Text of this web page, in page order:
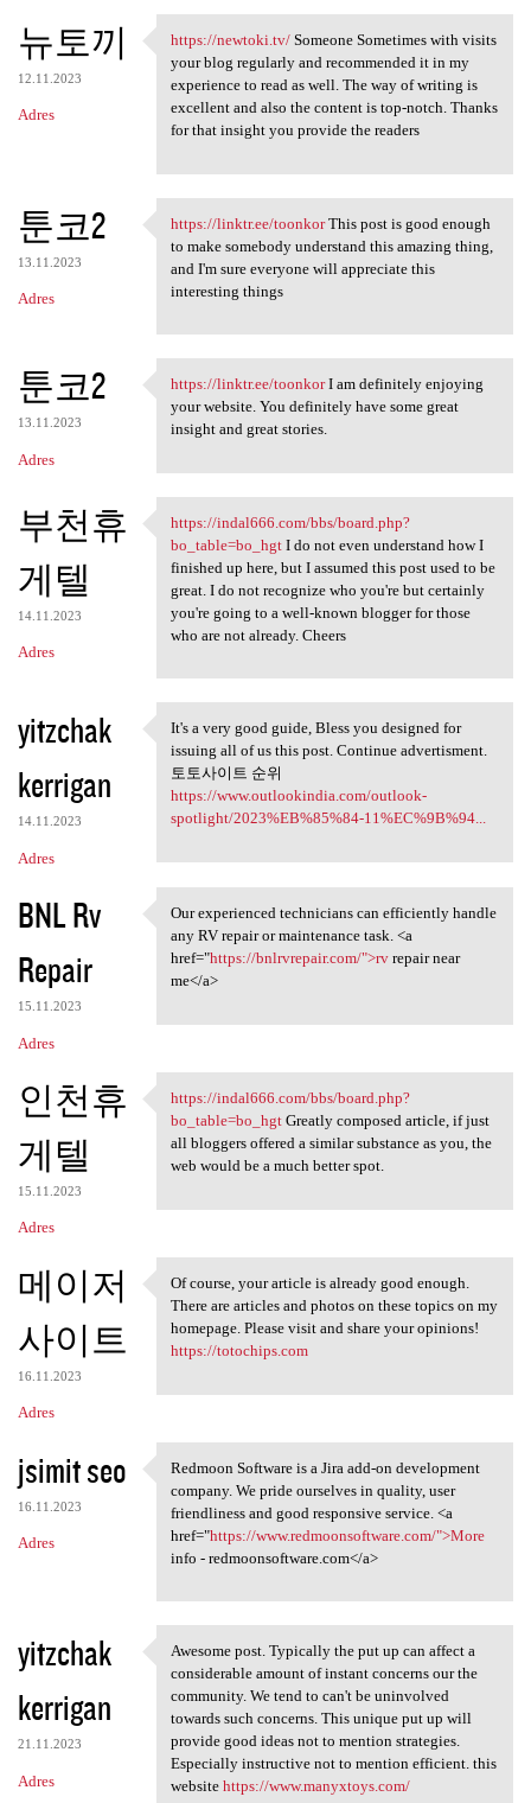
뉴토끼
12.11.2023
Adres
https://newtoki.tv/ Someone
https://newtoki.tv/Someone Sometimes with visits
your blog regularly and recommended it in my
experience to read as well. The way of writing is
excellent and also the content is top-notch. Thanks
for that insight you provide the readers
툰코2
13.11.2023
Adres
https://linktr.ee/toonkor
https://linktr.ee/toonkorThis post is good enough
to make somebody understand this amazing thing,
and I'm sure everyone will appreciate this
interesting things
툰코2
13.11.2023
Adres
https://linktr.ee/toonkor I
https://linktr.ee/toonkorI am definitely enjoying
your website. You definitely have some great
insight and great stories.
부천휴
게텔
14.11.2023
Adres
https://indal666.com/bbs
https://indal666.com/bbs/board.php?
bo_table=bo_hgtI do not even understand how I
finished up here, but I assumed this post used to be
great. I do not recognize who you're but certainly
you're going to a well-known blogger for those
who are not already. Cheers
yitzchak
kerrigan
14.11.2023
Adres
It's a very good guide, Bless
It's a very good guide, Bless you designed for
issuing all of us this post. Continue advertisment.
토토사이트 순위
https://www.outlookindia.com/outlook-
spotlight/2023%EB%85%84-11%EC%9B%94...
BNL Rv
Repair
15.11.2023
Adres
Our experienced technicians
Our experienced technicians can efficiently handle
any RV repair or maintenance task. <a
href="https://bnlrvrepair.com/">rvrepair near
me</a>
인천휴
게텔
15.11.2023
Adres
https://indal666.com/bbs
https://indal666.com/bbs/board.php?
bo_table=bo_hgtGreatly composed article, if just
all bloggers offered a similar substance as you, the
web would be a much better spot.
메이저
사이트
16.11.2023
Adres
Of course, your article is
Of course, your article is already good enough.
There are articles and photos on these topics on my
homepage. Please visit and share your opinions!
https://totochips.com
jsimit seo
16.11.2023
Adres
Redmoon Software is a Jira
Redmoon Software is a Jira add-on development
company. We pride ourselves in quality, user
friendliness and good responsive service. <a
href="https://www.redmoonsoftware.com/">More
info - redmoonsoftware.com</a>
yitzchak
kerrigan
21.11.2023
Adres
Awesome post. Typically the
Awesome post. Typically the put up can affect a
considerable amount of instant concerns our the
community. We tend to can't be uninvolved
towards such concerns. This unique put up will
provide good ideas not to mention strategies.
Especially instructive not to mention efficient. this
website https://www.manyxtoys.com/